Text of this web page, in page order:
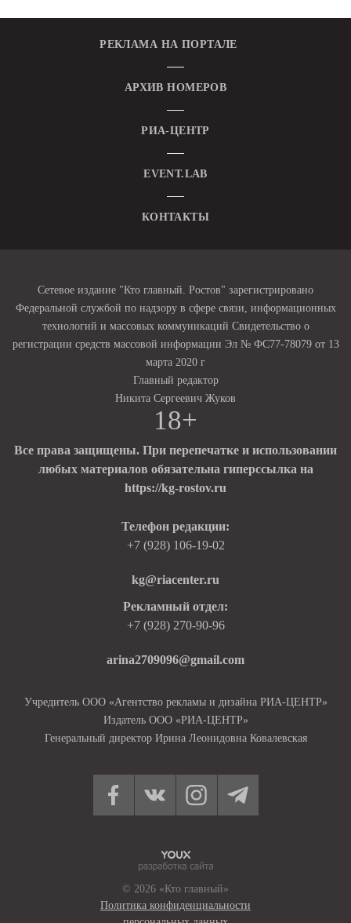
РЕКЛАМА НА ПОРТАЛЕ
АРХИВ НОМЕРОВ
РИА-ЦЕНТР
EVENT.LAB
КОНТАКТЫ
Сетевое издание "Кто главный. Ростов" зарегистрировано
Федеральной службой по надзору в сфере связи, информационных
технологий и массовых коммуникаций Свидетельство о
регистрации средств массовой информации Эл № ФС77-78079 от 13
марта 2020 г
Главный редактор
Никита Сергеевич Жуков
18+
Все права защищены. При перепечатке и использовании
любых материалов обязательна гиперссылка на
https://kg-rostov.ru
Телефон редакции:
+7 (928) 106-19-02
kg@riacenter.ru
Рекламный отдел:
+7 (928) 270-90-96
arina2709096@gmail.com
Учредитель ООО «Агентство рекламы и дизайна РИА-ЦЕНТР»
Издатель ООО «РИА-ЦЕНТР»
Генеральный директор Ирина Леонидовна Ковалевская
© 2026 «Кто главный»
Политика конфиденциальности